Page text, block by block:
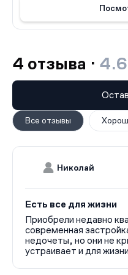
Москве. Не упустите
квартиру в этом
4 отзыва · 4.6
Все отзывы
Николай
Есть все для жизни
Приобрели недавно
современная
недочеты, но они не
устраивает и для